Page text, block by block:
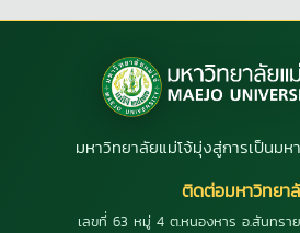
มหาวิทยาลัยแม่โจ้มุ่งสู่การเป็นมห
ติดต่อมหาวิทยา
เลขที่ 63 หมู่ 4 ต.หนองหาร อ.สันทรา